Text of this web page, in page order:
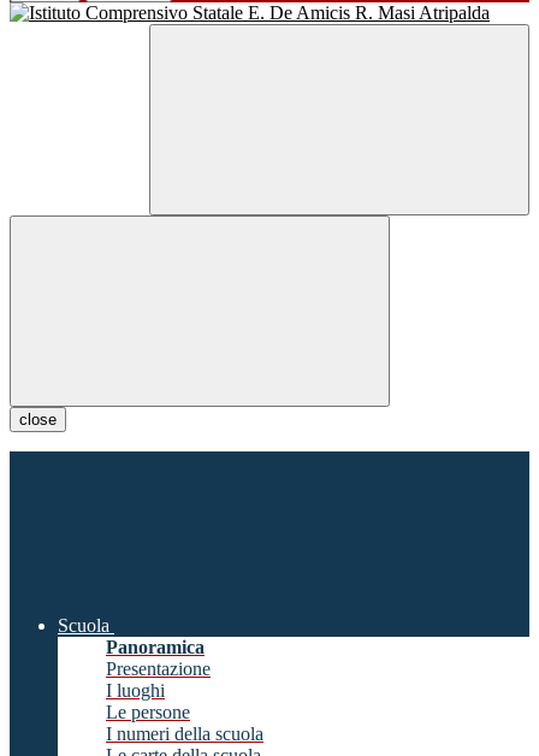
close
Scuola
Panoramica
Presentazione
I luoghi
Le persone
I numeri della scuola